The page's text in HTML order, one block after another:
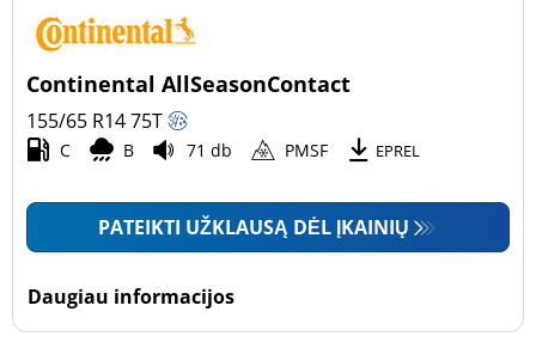
Continental AllSeasonContact
155/65 R1475T
C B 71 db PMSF EPREL
PATEIKTI UŽKLAUSĄ DĖL ĮKAINIŲ
Daugiau informacijos